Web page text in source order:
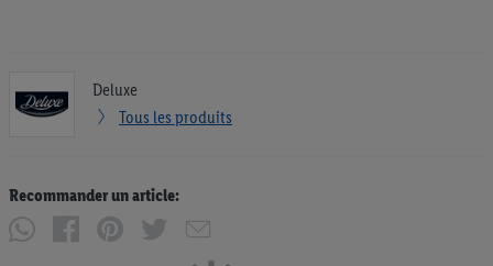
Deluxe
Tous les produits
Recommander un article: